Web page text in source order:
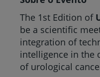
The 1st Edition of
be a scientific
integration of
intelligence in the
of urological